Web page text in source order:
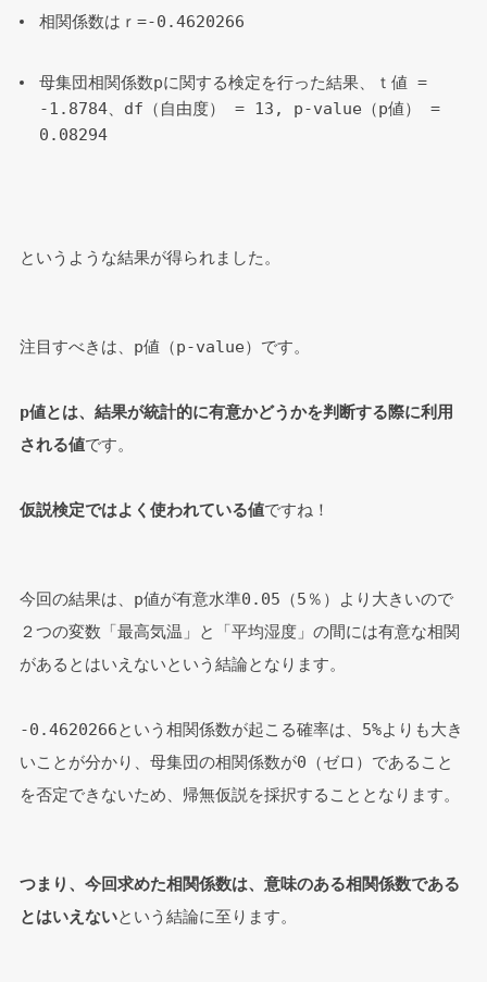
相関係数はｒ=-0.4620266
母集団相関係数pに関する検定を行った結果、ｔ値 =
-1.8784、df（自由度） = 13, p-value（p値） =
0.08294
というような結果が得られました。
注目すべきは、p値（p-value）です。
p値とは、結果が統計的に有意かどうかを判断する際に利用
される値です。
仮説検定ではよく使われている値ですね！
今回の結果は、p値が有意水準0.05（5％）より大きいので
２つの変数「最高気温」と「平均湿度」の間には有意な相関
があるとはいえないという結論となります。
-0.4620266という相関係数が起こる確率は、5%よりも大き
いことが分かり、母集団の相関係数が0（ゼロ）であること
を否定できないため、帰無仮説を採択することとなります。
つまり、今回求めた相関係数は、意味のある相関係数である
とはいえないという結論に至ります。